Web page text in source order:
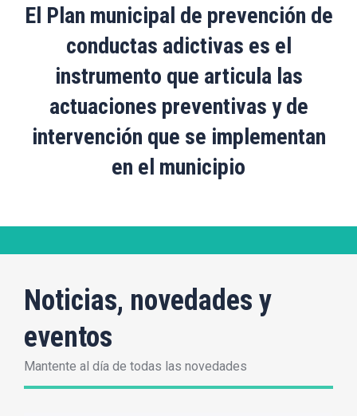
El Plan municipal de prevención de
conductas adictivas es el
instrumento que articula las
actuaciones preventivas y de
intervención que se implementan
en el municipio
Noticias, novedades y
eventos
Mantente al día de todas las novedades